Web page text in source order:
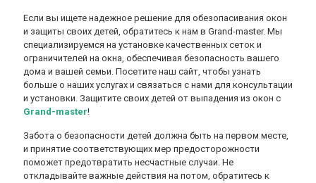
Если вы ищете надежное решение для обезопасивания окон
и защиты своих детей, обратитесь к нам в Grand-master. Мы
специализируемся на установке качественных сеток и
ограничителей на окна, обеспечивая безопасность вашего
дома и вашей семьи. Посетите наш сайт, чтобы узнать
больше о наших услугах и связаться с нами для консультации
и установки. Защитите своих детей от выпадения из окон с
Grand-master!
Забота о безопасности детей должна быть на первом месте,
и принятие соответствующих мер предосторожности
поможет предотвратить несчастные случаи. Не
откладывайте важные действия на потом, обратитесь к